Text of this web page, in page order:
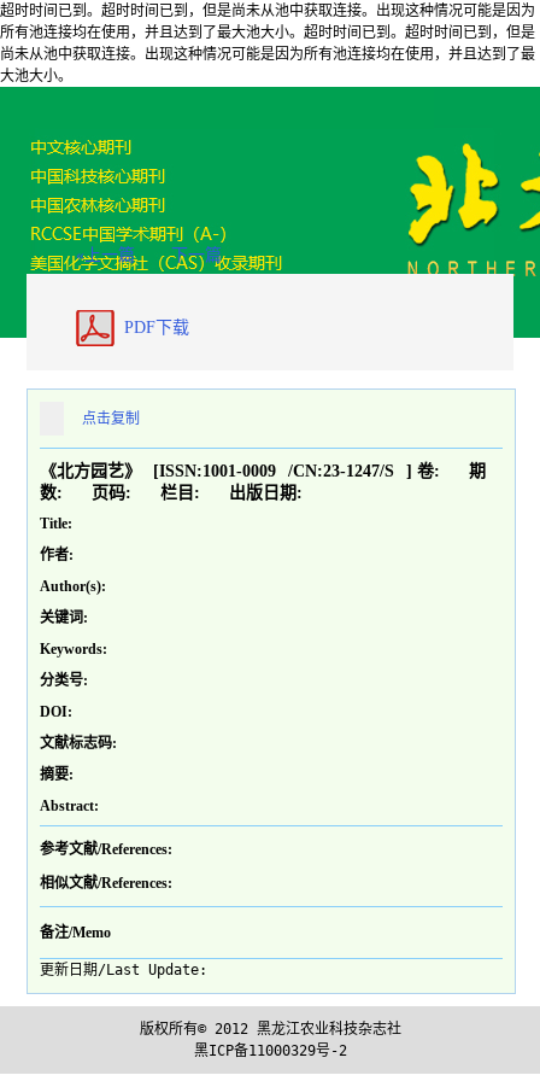
超时时间已到。超时时间已到，但是尚未从池中获取连接。出现这种情况可能是因为
所有池连接均在使用，并且达到了最大池大小。超时时间已到。超时时间已到，但是
尚未从池中获取连接。出现这种情况可能是因为所有池连接均在使用，并且达到了最
大池大小。
«上一篇 下一篇
PDF下载
点击复制
《北方园艺》 [ISSN:1001-0009 /CN:23-1247/S ]卷:
期
数:
页码: 栏目: 出版日期:
Title:
作者:
Author(s):
关键词:
Keywords:
分类号:
DOI:
文献标志码:
摘要:
Abstract:
参考文献/References:
相似文献/References:
备注/Memo
更新日期/Last Update:
版权所有© 2012 黑龙江农业科技杂志社
黑ICP备11000329号-2